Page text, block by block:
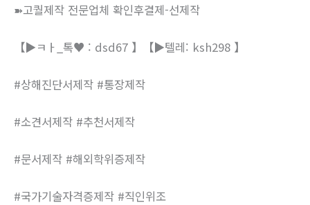
➽고퀄제작 전문업체 확인후결제-선제작
【▶ㅋㅏ_톡♥ : dsd67 】【▶텔레: ksh298 】
#상해진단서제작 #통장제작
#소견서제작 #추천서제작
#문서제작 #해외학위증제작
#국가기술자격증제작 #직인위조